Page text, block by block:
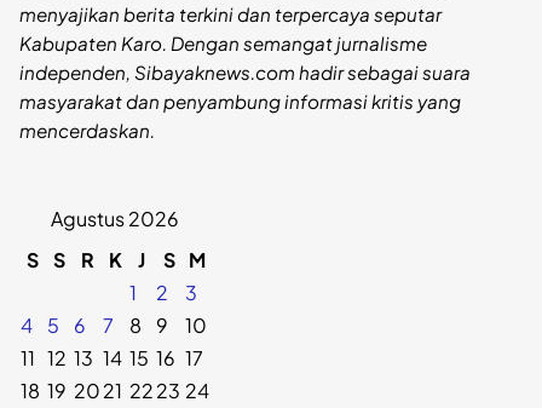
menyajikan berita terkini dan terpercaya seputar
Kabupaten Karo. Dengan semangat jurnalisme
independen, Sibayaknews.com hadir sebagai suara
masyarakat dan penyambung informasi kritis yang
mencerdaskan.
Agustus 2026
S S R K J S M
1
2
3
4
5 6 7 8 9
10
11 12 13 14 15 16 17
18 19 2021 2223 24